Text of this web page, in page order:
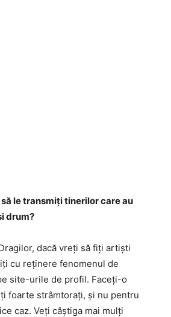
să le transmiți tinerilor care au
drum?
dacă vreți să fiți artiști
cu reținere fenomenul de
site-urile de profil. Faceți-o
foarte strâmtorați, și nu pentru
caz. Veți câștiga mai mulți